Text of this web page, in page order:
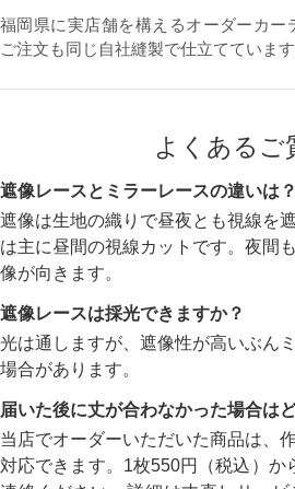
福岡県に実店舗を構えるオーダーカー
ご注文も同じ自社縫製で仕立てています
よくあるご
遮像レースとミラーレースの違いは？
遮像は生地の織りで昼夜とも視線を
は主に昼間の視線カットです。夜間
像が向きます。
遮像レースは採光できますか？
光は通しますが、遮像性が高いぶん
場合があります。
届いた後に丈が合わなかった場合は
当店でオーダーいただいた商品は、
対応できます。1枚550円（税込）か